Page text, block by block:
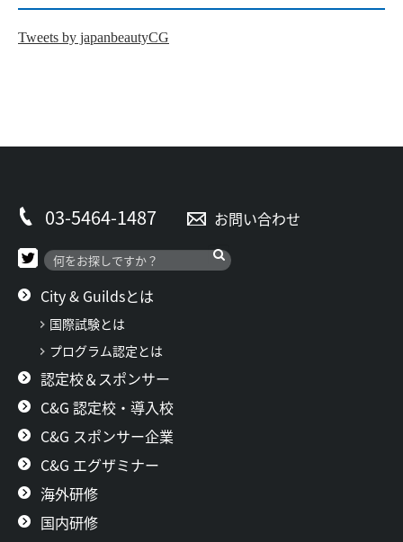
Tweets by japanbeautyCG
03-5464-1487 お問い合わせ
City & Guildsとは
国際試験とは
プログラム認定とは
認定校＆スポンサー
C&G 認定校・導入校
C&G スポンサー企業
C&G エグザミナー
海外研修
国内研修